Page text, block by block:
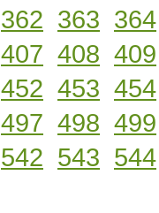
362 363 364
407 408 409
452 453 454
497 498 499
542 543 544